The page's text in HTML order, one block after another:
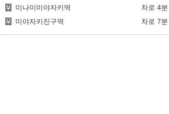
미나미미야자키역
차로 4분
미야자키진구역
차로 7분